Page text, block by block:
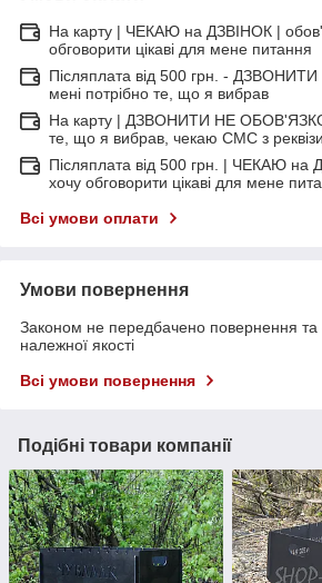
На карту | ЧЕКАЮ на ДЗВІНОК |
обговорити цікаві для мене питання
Післяплата від 500 грн. -
мені потрібно те, що я вибрав
На карту | ДЗВОНИТИ НЕ
те, що я вибрав, чекаю СМС з
Післяплата від 500 грн. | ЧЕКАЮ на
хочу обговорити цікаві для мене
Всі умови оплати
Умови повернення
Законом не передбачено повернення та
належної якості
Всі умови повернення
Подібні товари компанії